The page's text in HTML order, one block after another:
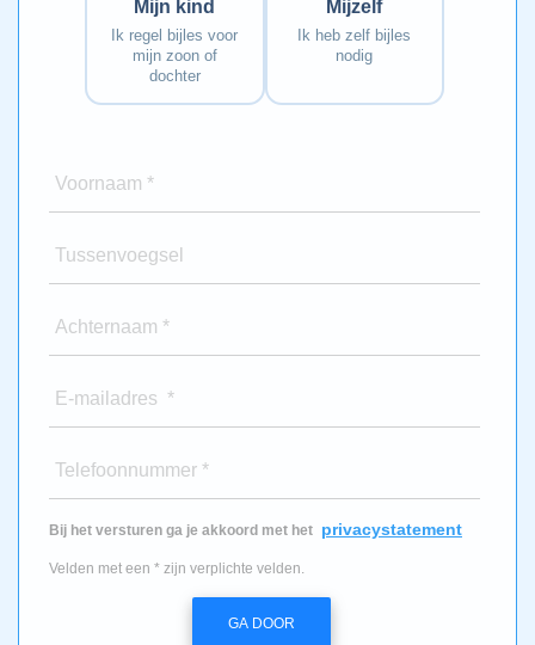
Mijn kind
Ik regel bijles voor
mijn zoon of
dochter
Mijzelf
Ik heb zelf bijles
nodig
Voornaam *
Tussenvoegsel
Achternaam *
E-mailadres *
Telefoonnummer *
Bij het versturen ga je akkoord met het privacystatement
Velden met een * zijn verplichte velden.
GA DOOR